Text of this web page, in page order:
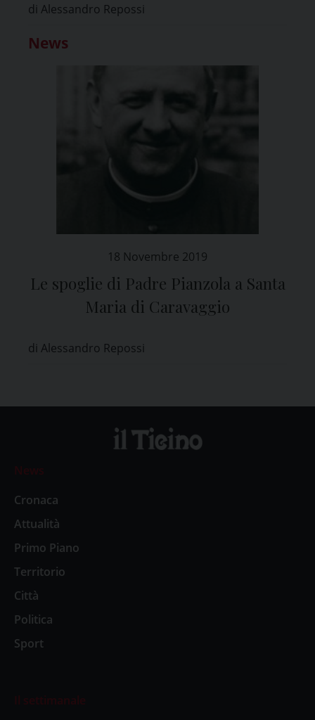
di Alessandro Repossi
News
18 Novembre 2019
Le spoglie di Padre Pianzola a Santa
Maria di Caravaggio
di Alessandro Repossi
News
Cronaca
Attualità
Primo Piano
Territorio
Città
Politica
Sport
Il settimanale